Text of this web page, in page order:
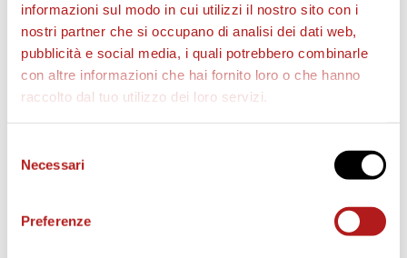
informazioni sul modo in cui utilizzi il nostro sito con i
nostri partner che si occupano di analisi dei dati web,
pubblicità e social media, i quali potrebbero combinarle
con altre informazioni che hai fornito loro o che hanno
raccolto dal tuo utilizzo dei loro servizi.
delNecessari
Preferenze
AS CITTADELLA STORE